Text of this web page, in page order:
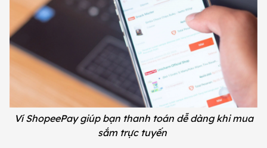
Ví ShopeePay giúp bạn thanh toán dễ dàng khi mua
sắm trực tuyến